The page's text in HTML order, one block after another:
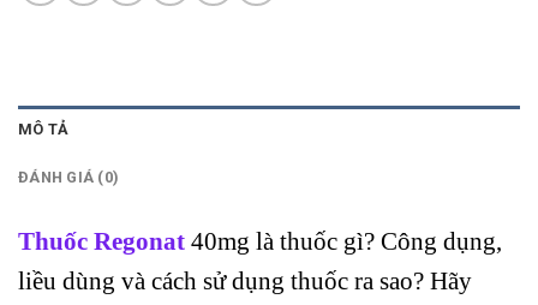
MÔ TẢ
ĐÁNH GIÁ (0)
Thuốc Regonat 40mg là thuốc gì? Công dụng,
liều dùng và cách sử dụng thuốc ra sao? Hãy